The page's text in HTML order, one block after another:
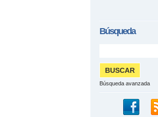
Búsqueda
Búsqueda avanzada